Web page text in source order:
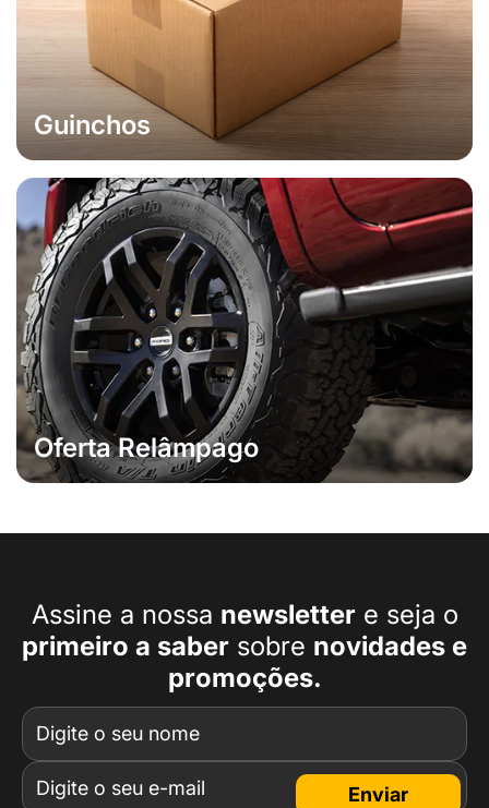
Guinchos
Oferta Relâmpago
Assine a nossa newslettere seja o
primeiro a saber sobre novidades e
promoções.
Enviar